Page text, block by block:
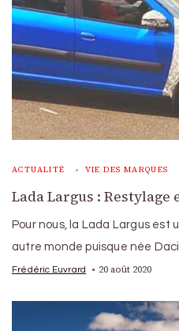
ACTUALITÉ VIE DES MARQUES
Lada Largus : Restylage
Pour nous, la Lada Largus est
autre monde puisque née
Frédéric Euvrard 20 août 2020